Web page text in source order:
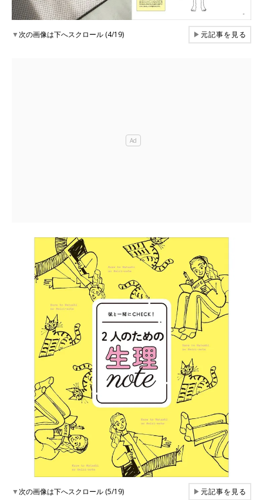
▼次の画像は下へスクロール (4/19) ▶元記事を見る
▼次の画像は下へスクロール (5/19) ▶元記事を見る